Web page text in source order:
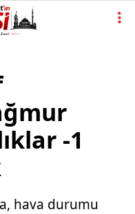
-1
hava durumu